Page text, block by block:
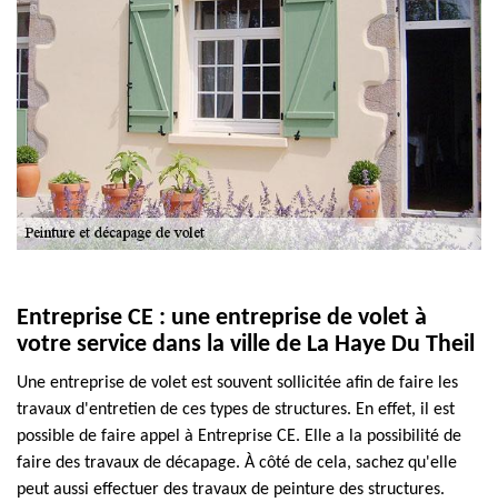
Entreprise CE : une entreprise de volet à
votre service dans la ville de La Haye Du Theil
Une entreprise de volet est souvent sollicitée afin de faire les
travaux d'entretien de ces types de structures. En effet, il est
possible de faire appel à Entreprise CE. Elle a la possibilité de
faire des travaux de décapage. À côté de cela, sachez qu'elle
peut aussi effectuer des travaux de peinture des structures.